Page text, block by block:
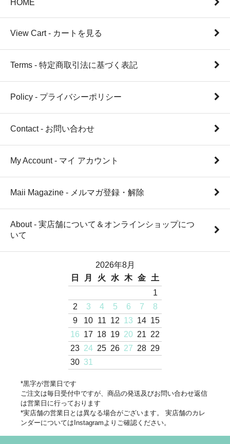
HOME
View Cart - カートを見る
Terms - 特定商取引法に基づく表記
Policy - プライバシーポリシー
Contact - お問い合わせ
My Account - マイ アカウント
Maii Magazine - メルマガ登録・解除
About - 実店舗について＆オンラインショップにつ
いて
2026年8月
日
月 火 水 木 金
土
1
2
3 4 5 6 7
8
9
10 11 12 13 14 15
16 17 18 19 20 21 22
23 24 25 26 27 28 29
30 31
*黒字が営業日です
ご注文は毎日受付中ですが、商品の発送及びお問い合わせ返信
は営業日に行っております
*実店舗の営業日とは異なる場合がございます。 実店舗のカレ
ンダーについてはInstagramよりご確認ください。